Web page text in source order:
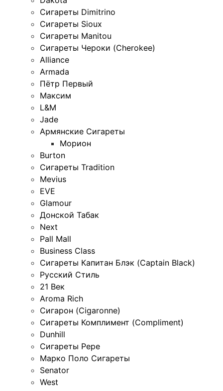
Сигареты Dimitrino
Сигареты Sioux
Сигареты Manitou
Сигареты Чероки (Cherokee)
Alliance
Armada
Пётр Первый
Максим
L&M
Jade
Армянские Сигареты
Морион
Burton
Сигареты Tradition
Mevius
EVE
Glamour
Донской Табак
Next
Pall Mall
Business Class
Сигареты Капитан Блэк (Captain Black)
Русский Стиль
21 Век
Aroma Rich
Сигарон (Cigaronne)
Сигареты Комплимент (Compliment)
Dunhill
Сигареты Pepe
Марко Поло Сигареты
Senator
West